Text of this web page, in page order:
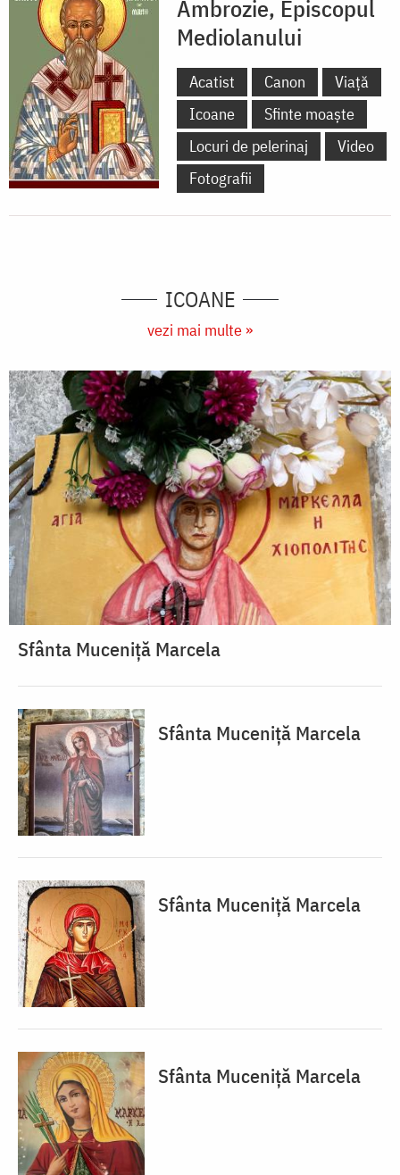
Ambrozie, Episcopul
Mediolanului
Acatist Canon
Viață
Icoane
Sfinte moaște
Locuri de pelerinaj
Video
Fotografii
ICOANE
vezi mai multe »
Sfânta Muceniță Marcela
Sfânta Muceniță Marcela
Sfânta Muceniță Marcela
Sfânta Muceniță Marcela